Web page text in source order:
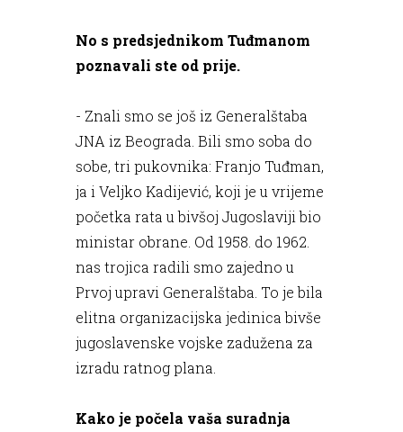
No s predsjednikom Tuđmanom
poznavali ste od prije.
- Znali smo se još iz Generalštaba
JNA iz Beograda. Bili smo soba do
sobe, tri pukovnika: Franjo Tuđman,
ja i Veljko Kadijević, koji je u vrijeme
početka rata u bivšoj Jugoslaviji bio
ministar obrane. Od 1958. do 1962.
nas trojica radili smo zajedno u
Prvoj upravi Generalštaba. To je bila
elitna organizacijska jedinica bivše
jugoslavenske vojske zadužena za
izradu ratnog plana.
Kako je počela vaša suradnja